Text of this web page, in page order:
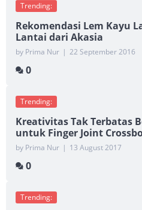
Trending:
Rekomendasi Lem Kayu
Lantai dari Akasia
by Prima Nur | 22 September 2016
0
Trending:
Kreativitas Tak Terbatas
untuk Finger Joint
by Prima Nur | 13 August 2017
0
Trending: